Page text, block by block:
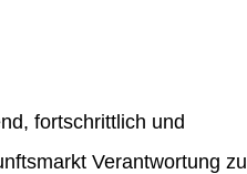
fortschrittlich und
Verantwortung zu